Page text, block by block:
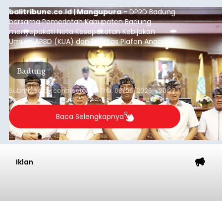
balitribune.co.id | Mangupura- DPRD Badung
bersama Pemerintah Kabupaten Badung
menyepakati Nota Kesepakatan Kebijakan
Umum APBD (KUA) dan Prioritas Plafon Anggaran
Sementara (PPAS) Tahun Anggaran 2027 dalam
rapat paripurna yang digelar di Gedung DPRD
Badung, Kamis (6/8/2026).
Badung
Submitted bycontributor onThu, 08/06/2026 - 20:27
Baca Selengkapnya
Iklan